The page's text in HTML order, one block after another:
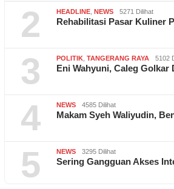
2 HEADLINE NEWS 5271 Dilihat
Rehabilitasi Pasar Kuliner
3 POLITIK TANGERANG RAYA 5102
Eni Wahyuni, Caleg
4 NEWS 4585 Dilihat
Makam Syeh Waliyudin,
5 NEWS 3295 Dilihat
Sering Gangguan Akses